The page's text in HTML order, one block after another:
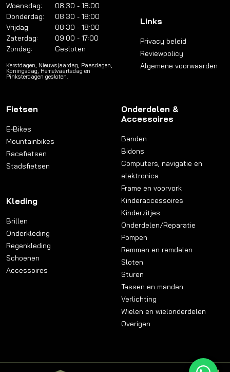
Woensdag:
08:30 - 18:00
Donderdag:
08:30 - 18:00
Vrijdag:
08:30 - 18:00
Zaterdag:
09:00 - 17:00
Zondag:
Gesloten
Kerstdagen, Nieuwsjaardag, Paasdagen,
Koningsdag, Hemelvaartsdag en
Pinksterdagen gesloten.
Links
Privacy beleid
Reviewpolicy
Algemene voorwaarden
Fietsen
E-Bikes
Mountainbikes
Racefietsen
Stadsfietsen
Kleding
Brillen
Onderkleding
Regenkleding
Schoenen
Accessoires
Onderdelen &
Accessoires
Banden
Bidons
Computers, navigatie en
elektronica
Frame en voorvork
Kinderaccessoires
Kinderzitjes
Onderdelen/Reparatie
Pompen
Remmen en remdelen
Sloten
Sturen
Tassen en manden
Verlichting
Wielen en wielonderdelen
Overigen